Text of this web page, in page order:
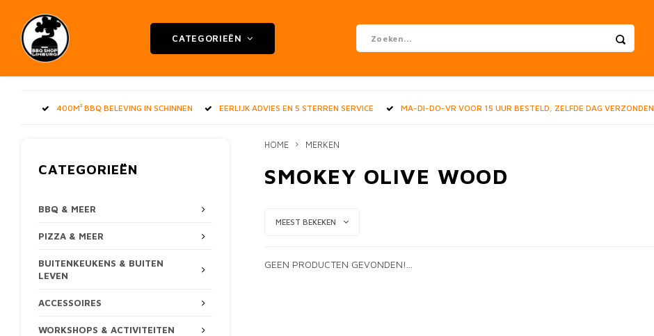
CATEGORIEËN
400M² BBQ BELEVING IN SCHINNEN EERLIJK ADVIES EN 5 STERREN SERVICE MA-DI-DO-VR VOOR 15 UUR BESTELD, ZELFDE DAG VERZONDEN
CATEGORIEËN
BBQ & MEER
PIZZA & MEER
BUITENKEUKENS & BUITEN
LEVEN
ACCESSOIRES
WORKSHOPS & ACTIVITEITEN
HOME MERKEN
SMOKEY OLIVE WOOD
MEEST BEKEKEN
GEEN PRODUCTEN GEVONDEN!...